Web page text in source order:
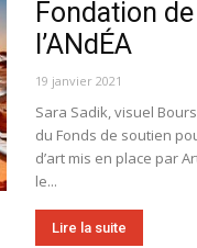
Fondation
l’ANdÉA
19 janvier 2021
Sara Sadik, visuel
du Fonds de soutien
d’art mis en place par
le...
Lire la suite